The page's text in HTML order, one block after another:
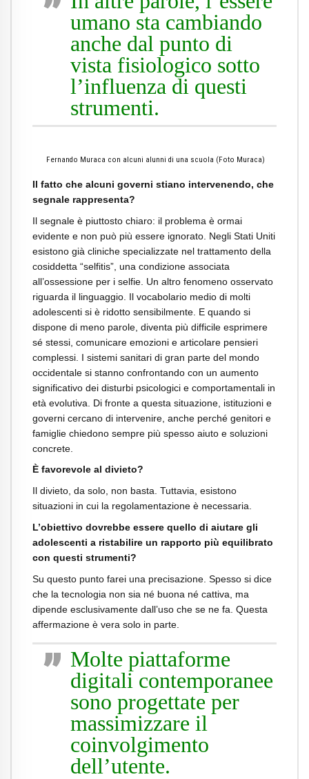
umano sta cambiando
anche dal punto di
vista fisiologico sotto
l’influenza di questi
strumenti.
Fernando Muraca con alcuni alunni di una scuola (Foto Muraca)
Il fatto che alcuni governi stiano intervenendo, che
segnale rappresenta?
Il segnale è piuttosto chiaro: il problema è ormai
evidente e non può più essere ignorato. Negli Stati Uniti
esistono già cliniche specializzate nel trattamento della
cosiddetta “selfitis”, una condizione associata
all’ossessione per i selfie. Un altro fenomeno osservato
riguarda il linguaggio. Il vocabolario medio di molti
adolescenti si è ridotto sensibilmente. E quando si
dispone di meno parole, diventa più difficile esprimere
sé stessi, comunicare emozioni e articolare pensieri
complessi. I sistemi sanitari di gran parte del mondo
occidentale si stanno confrontando con un aumento
significativo dei disturbi psicologici e comportamentali in
età evolutiva. Di fronte a questa situazione, istituzioni e
governi cercano di intervenire, anche perché genitori e
famiglie chiedono sempre più spesso aiuto e soluzioni
concrete.
È favorevole al divieto?
Il divieto, da solo, non basta. Tuttavia, esistono
situazioni in cui la regolamentazione è necessaria.
L’obiettivo dovrebbe essere quello di aiutare gli
adolescenti a ristabilire un rapporto più equilibrato
con questi strumenti?
Su questo punto farei una precisazione. Spesso si dice
che la tecnologia non sia né buona né cattiva, ma
dipende esclusivamente dall’uso che se ne fa. Questa
affermazione è vera solo in parte.
Molte piattaforme
digitali contemporanee
sono progettate per
massimizzare il
coinvolgimento
dell’utente.